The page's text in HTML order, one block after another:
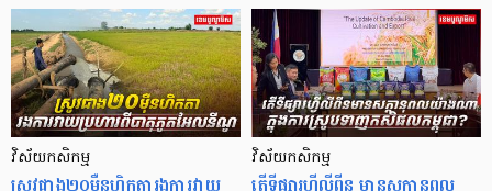
វិស័យកសិកម្ម វិស័យកសិកម្ម